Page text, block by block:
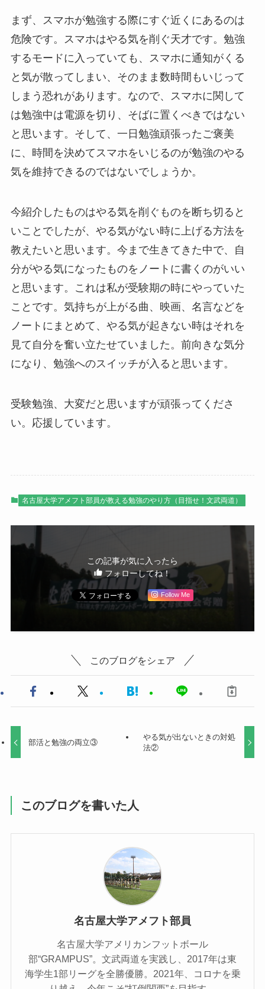
まず、スマホが勉強する際にすぐ近くにあるのは
危険です。スマホはやる気を削ぐ天才です。勉強
するモードに入っていても、スマホに通知がくる
と気が散ってしまい、そのまま数時間もいじって
しまう恐れがあります。なので、スマホに関して
は勉強中は電源を切り、そばに置くべきではない
と思います。そして、一日勉強頑張ったご褒美
に、時間を決めてスマホをいじるのが勉強のやる
気を維持できるのではないでしょうか。
今紹介したものはやる気を削ぐものを断ち切ると
いことでしたが、やる気がない時に上げる方法を
教えたいと思います。今まで生きてきた中で、自
分がやる気になったものをノートに書くのがいい
と思います。これは私が受験期の時にやっていた
ことです。気持ちが上がる曲、映画、名言などを
ノートにまとめて、やる気が起きない時はそれを
見て自分を奮い立たせていました。前向きな気分
になり、勉強へのスイッチが入ると思います。
受験勉強、大変だと思いますが頑張ってくださ
い。応援しています。
名古屋大学アメフト部員が教える勉強のやり方（目指せ！文武両道）
この記事が気に入ったら
フォローしてね！
Follow Me
このブログをシェア
部活と勉強の両立③
やる気が出ないときの対処
法②
このブログを書いた人
名古屋大学アメフト部員
名古屋大学アメリカンフットボール
部“GRAMPUS”。文武両道を実践し、2017年は東
海学生1部リーグを全勝優勝。2021年、コロナを乗